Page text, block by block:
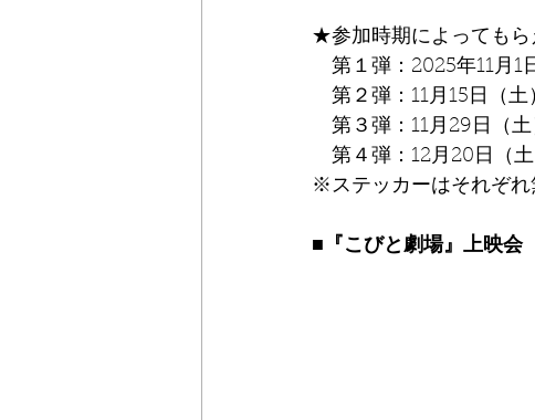
★参加時期によっても
第１弾：2025年11月1
第２弾：11月15日（土
第３弾：11月29日（土
第４弾：12月20日（土
※ステッカーはそれぞれ
■『こびと劇場』上映会